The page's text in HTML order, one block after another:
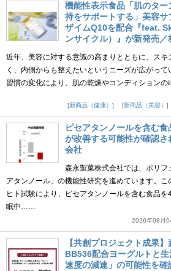
機能性表示食品「肌のタ
持をサポートする」美容
ザイムQ10を配合『feat.
ンサイクル）』が新発売
近年、美容に対する意識の高まりとともに、スキ
く、内側からも整えたいというニーズが広がっ
習慣の変化により、肌の乾燥やコンディション
新商品（健康）
新商品（美容）
ピセアタンノールを含む
が改善する可能性が確認
会社
森永製菓株式会社では、ポリ
アタンノール」の機能性研究を進めています。
ヒト試験により、ピセアタンノールを含む食品
眠中……
2026年08月
【共創プロジェクト成果
BB536配合ヨーグルトと
速度の減速」の可能性を